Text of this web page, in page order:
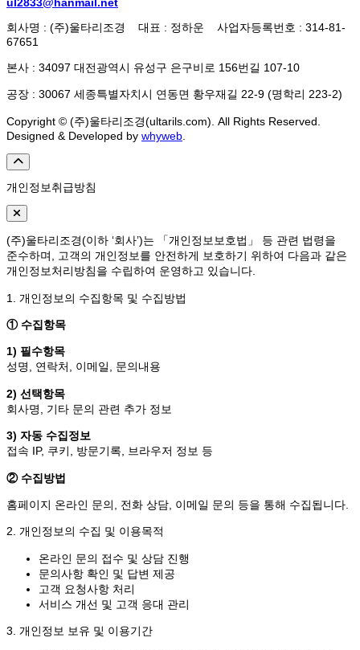
회사명 : (주)울타리조경 대표 : 정하운 사업자등록번호 : 314-81-
67651
본사 : 34097 대전광역시 유성구 은구비로 156번길 107-10
공장 : 30067 세종특별자치시 연동면 황우재길 22-9 (명학리 223-2)
Copyright © (주)울타리조경(ultarils.com). All Rights Reserved.
Designed & Developed by whyweb
개인정보취급방침
(주)울타리조경(이하 ‘회사’)는 「개인정보보호법」 등 관련 법령을
준수하며, 고객의 개인정보를 안전하게 보호하기 위하여 다음과 같은
개인정보처리방침을 수립하여 운영하고 있습니다.
1. 개인정보의 수집항목 및 수집방법
① 수집항목
1) 필수항목
성명, 연락처, 이메일, 문의내용
2) 선택항목
회사명, 기타 문의 관련 추가 정보
3) 자동 수집정보
접속 IP, 쿠키, 방문기록, 브라우저 정보 등
② 수집방법
홈페이지 온라인 문의, 전화 상담, 이메일 문의 등을 통해 수집됩니다.
2. 개인정보의 수집 및 이용목적
온라인 문의 접수 및 상담 진행
문의사항 확인 및 답변 제공
고객 요청사항 처리
서비스 개선 및 고객 응대 관리
3. 개인정보 보유 및 이용기간